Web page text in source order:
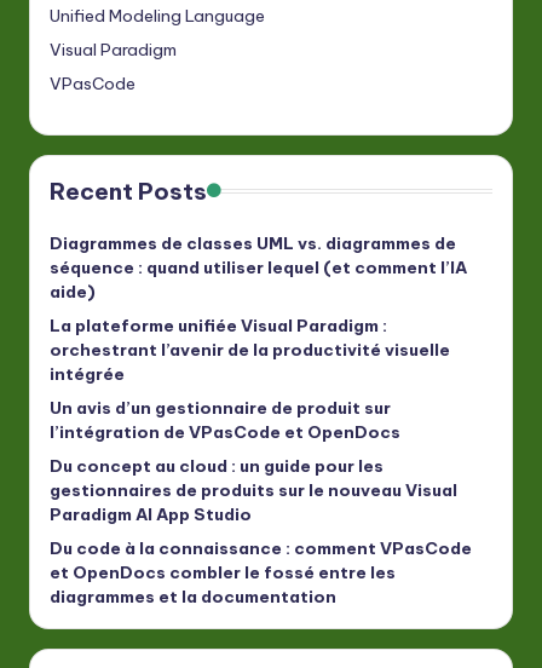
Unified Modeling Language
Visual Paradigm
VPasCode
Recent Posts
Diagrammes de classes UML vs. diagrammes de
séquence : quand utiliser lequel (et comment l’IA
aide)
La plateforme unifiée Visual Paradigm :
orchestrant l’avenir de la productivité visuelle
intégrée
Un avis d’un gestionnaire de produit sur
l’intégration de VPasCode et OpenDocs
Du concept au cloud : un guide pour les
gestionnaires de produits sur le nouveau Visual
Paradigm AI App Studio
Du code à la connaissance : comment VPasCode
et OpenDocs combler le fossé entre les
diagrammes et la documentation